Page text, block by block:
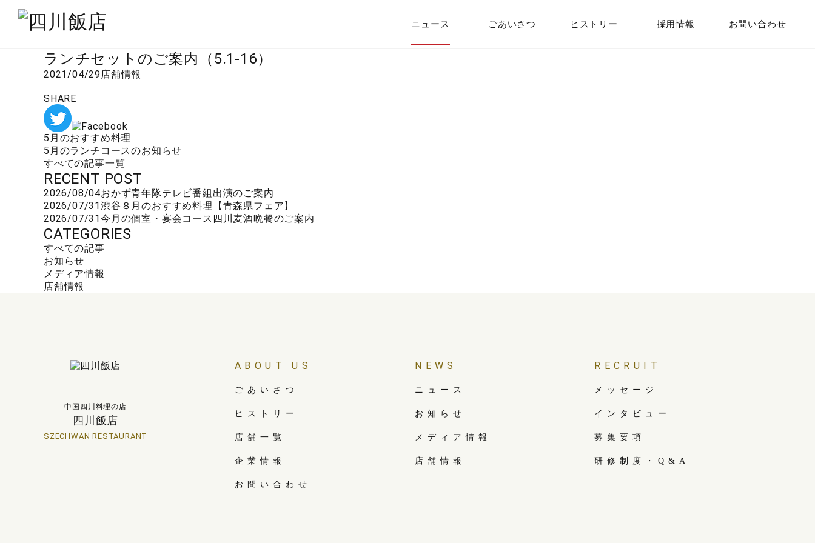
ニュース ごあいさつ ヒストリー 採用情報 お問い合わせ
ランチセットのご案内（5.1-16）
2021/04/29店舗情報
SHARE
5月のおすすめ料理
5月のランチコースのお知らせ
すべての記事一覧
RECENT POST
2026/08/04おかず青年隊テレビ番組出演のご案内
2026/07/31渋谷 ８月のおすすめ料理【青森県フェア】
2026/07/31今月の個室・宴会コース 四川麦酒晩餐のご案内
CATEGORIES
すべての記事
お知らせ
メディア情報
店舗情報
ABOUT US
ごあいさつ
ヒストリー
店舗一覧
企業情報
お問い合わせ
NEWS
ニュース
お知らせ
メディア情報
店舗情報
RECRUIT
メッセージ
インタビュー
募集要項
研修制度・Q&A
中国四川料理の店
四川飯店
SZECHWAN RESTAURANT